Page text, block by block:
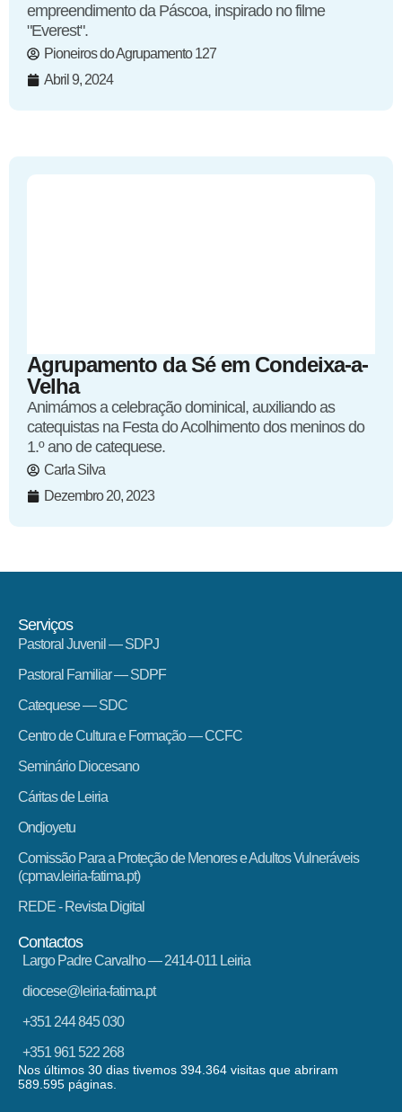
empreendimento da Páscoa, inspirado no filme
"Everest".
Pioneiros do Agrupamento 127
Abril 9, 2024
Agrupamento da Sé em Condeixa-a-
Velha
Animámos a celebração dominical, auxiliando as
catequistas na Festa do Acolhimento dos meninos do
1.º ano de catequese.
Carla Silva
Dezembro 20, 2023
Serviços
Pastoral Juvenil — SDPJ
Pastoral Familiar — SDPF
Catequese — SDC
Centro de Cultura e Formação — CCFC
Seminário Diocesano
Cáritas de Leiria
Ondjoyetu
Comissão Para a Proteção de Menores e Adultos Vulneráveis
(cpmav.leiria-fatima.pt)
REDE - Revista Digital
Contactos
Largo Padre Carvalho — 2414-011 Leiria
diocese@leiria-fatima.pt
+351 244 845 030
+351 961 522 268
Nos últimos 30 dias tivemos 394.364 visitas que abriram
589.595 páginas.